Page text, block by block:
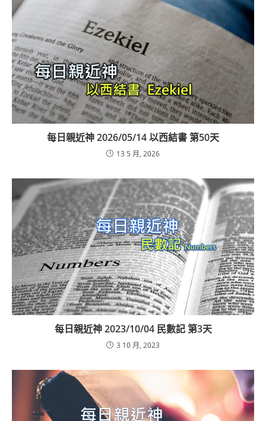
每日親近神 2026/05/14 以西結書 第50天
13 5 月, 2026
每日親近神 2023/10/04 民數記 第3天
3 10 月, 2023